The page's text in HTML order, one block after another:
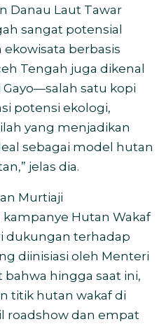
Danau Laut Tawar
sangat potensial
berbasis
Tengah juga dikenal
satu kopi
potensi ekologi,
yang menjadikan
sebagai model hutan
jelas dia.
Murtiaji
Hutan Wakaf
dukungan terhadap
diinisiasi oleh Menteri
bahwa hingga saat ini,
titik hutan wakaf di
roadshow dan empat